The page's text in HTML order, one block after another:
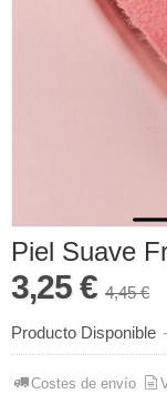
Piel Suave
3,25 € 4,45 €
Producto Disponible -
Costes de envío